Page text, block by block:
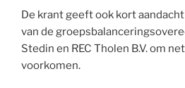
De krant geeft ook kort
van de
Stedin en REC Tholen B.V. om
voorkomen.